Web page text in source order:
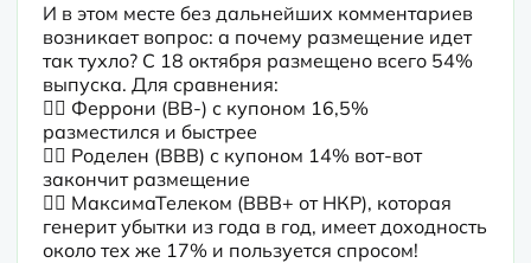
И в этом месте без дальнейших комментариев
возникает вопрос: а почему размещение идет
так тухло? С 18 октября размещено всего 54%
выпуска. Для сравнения:
👉🏼 Феррони (BB-) с купоном 16,5%
разместился и быстрее
👉🏼 Роделен (BBB) с купоном 14% вот-вот
закончит размещение
👉🏼 МаксимаТелеком (BBB+ от НКР), которая
генерит убытки из года в год, имеет доходность
около тех же 17% и пользуется спросом!